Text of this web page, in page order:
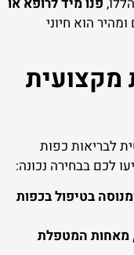
הוא חיוני
מקצועית
לבריאות כפות
לכם בבחירה נכונה:
בטיפול בכפות
מאחות המטפלת